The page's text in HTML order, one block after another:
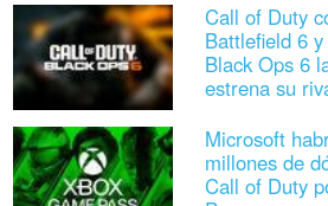
Call of Duty
Battlefield 6
Black Ops 6
estrena su
Microsoft
millones de
Call of Duty